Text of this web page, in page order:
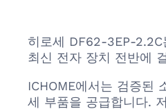
히로세 DF62-3EP-2.2C
최신 전자 장치 전반에
ICHOME에서는 검증된
세 부품을 공급합니다.